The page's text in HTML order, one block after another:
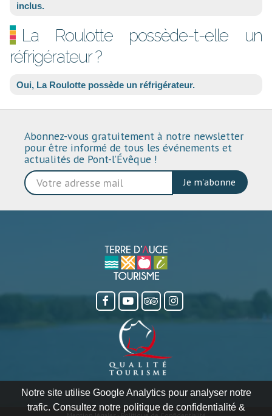
Notre site utilise Google Analytics pour analyser notre
trafic. Consultez notre politique de confidentialité &
inclus.
La Roulotte possède-t-elle un
réfrigérateur ?
Oui, La Roulotte possède un réfrigérateur.
Abonnez-vous gratuitement à notre newsletter
pour être informé de tous les événements et
actualités de Pont-l’Évêque !
Je m'abonne